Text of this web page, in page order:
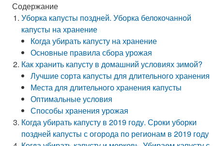
Содержание
Уборка капусты поздней. Уборка белокочанной
капусты на хранение
Когда убирать капусту на хранение
Основные правила сбора урожая
Как хранить капусту в домашний условиях зимой?
Лучшие сорта капусты для длительного хранения
Места для длительного хранения капусты
Оптимальные условия
Способы хранения урожая
Когда убирать капусту в 2019 году. Сроки уборки
поздней капусты с огорода по регионам в 2019 году